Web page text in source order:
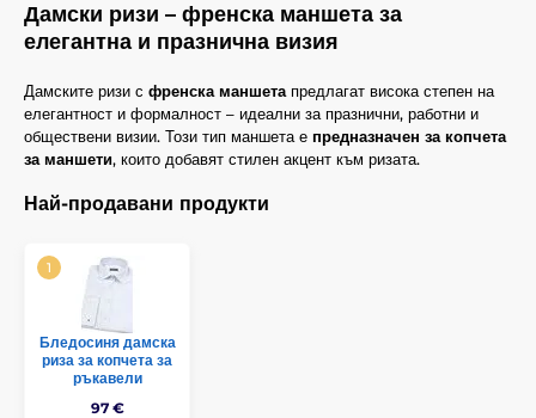
Дамски ризи – френска маншета за
елегантна и празнична визия
Дамските ризи с френска маншета предлагат висока степен на
елегантност и формалност – идеални за празнични, работни и
обществени визии. Този тип маншета е предназначен за копчета
за маншети, които добавят стилен акцент към ризата.
Най-продавани продукти
Бледосиня дамска
риза за копчета за
ръкавели
97 €